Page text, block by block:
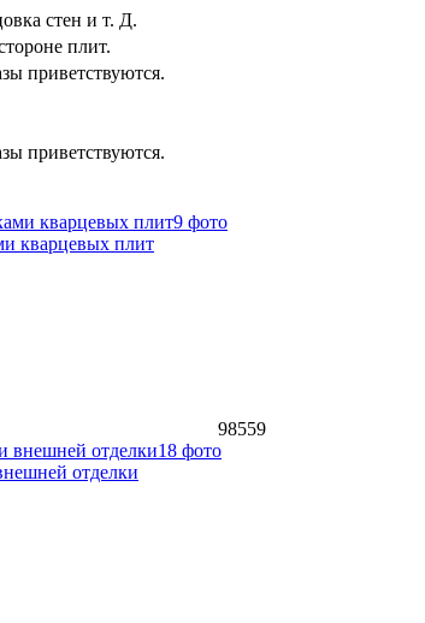
стен и т. Д.
плит.
приветствуются.
приветствуются.
9 фото
кварцевых плит
98559
18 фото
отделки